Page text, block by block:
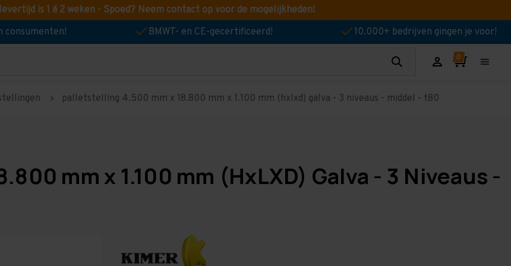
is 1 á 2 weken - Spoed? Neem contact op voor de mogelijkheden!
consumenten! BMWT- en CE-gecertificeerd! 10.000+ bedrijven gingen je voor!
palletstelling 4.500 mm x 18.800 mm x 1.100 mm (hxlxd) galva - 3 niveaus - middel - t80
mm x 1.100 mm (HxLXD) Galva - 3 Niveaus -